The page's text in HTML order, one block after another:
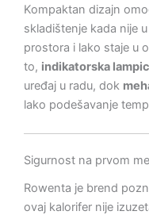
Kompaktan dizajn
skladištenje kada nije
prostora i lako staje u
to, indikatorska
uređaj u radu, dok
lako podešavanje
Sigurnost na prvom
Rowenta je brend
ovaj kalorifer nije